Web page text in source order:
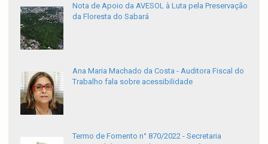
Nota de Apoio da AVESOL à Luta pela Preservação
da Floresta do Sabará
Ana Maria Machado da Costa - Auditora Fiscal do
Trabalho fala sobre acessibilidade
Termo de Fomento n° 870/2022 - Secretaria